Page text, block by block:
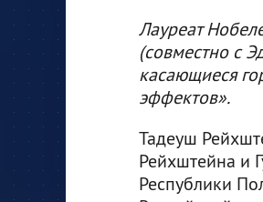
Лауреат
(совместно с
касающиеся
эффектов».
Тадеуш
Рейхштейна и
Республики